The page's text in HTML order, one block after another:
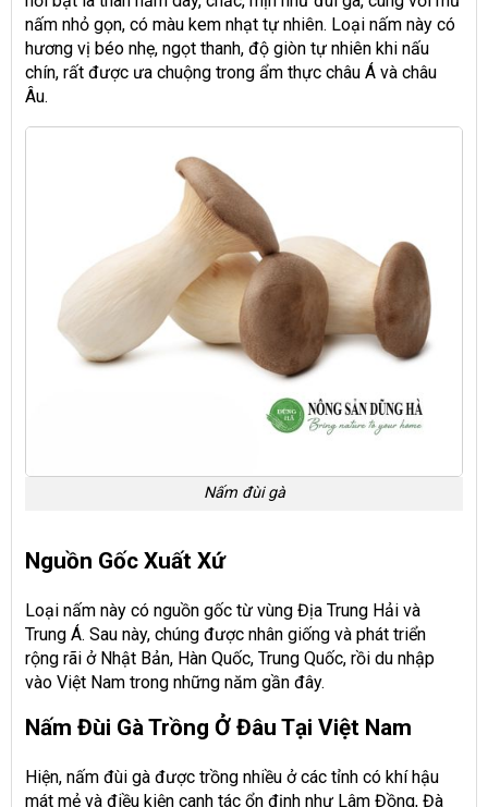
nấm nhỏ gọn, có màu kem nhạt tự nhiên. Loại nấm này có
hương vị béo nhẹ, ngọt thanh, độ giòn tự nhiên khi nấu
chín, rất được ưa chuộng trong ẩm thực châu Á và châu
Âu.
Nấm đùi gà
Nguồn Gốc Xuất Xứ
Loại nấm này có nguồn gốc từ vùng Địa Trung Hải và
Trung Á. Sau này, chúng được nhân giống và phát triển
rộng rãi ở Nhật Bản, Hàn Quốc, Trung Quốc, rồi du nhập
vào Việt Nam trong những năm gần đây.
Nấm Đùi Gà Trồng Ở Đâu Tại Việt Nam
Hiện, nấm đùi gà được trồng nhiều ở các tỉnh có khí hậu
mát mẻ và điều kiện canh tác ổn định như Lâm Đồng, Đà